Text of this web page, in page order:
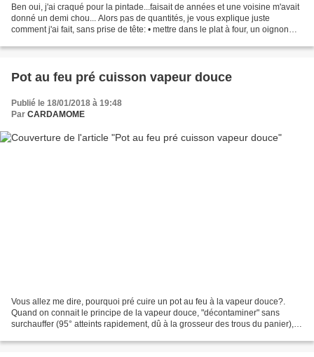
Ben oui, j'ai craqué pour la pintade...faisait de années et une voisine m'avait
donné un demi chou... Alors pas de quantités, je vous explique juste
comment j'ai fait, sans prise de tête: • mettre dans le plat à four, un oignon
Pot au feu pré cuisson vapeur douce
Publié le 18/01/2018 à 19:48
Par CARDAMOME
Vous allez me dire, pourquoi pré cuire un pot au feu à la vapeur douce?.
Quand on connait le principe de la vapeur douce, "décontaminer" sans
surchauffer (95° atteints rapidement, dû à la grosseur des trous du panier),